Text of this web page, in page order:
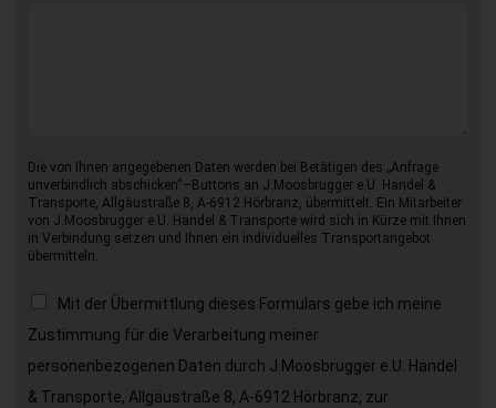
Die von Ihnen angegebenen Daten werden bei Betätigen des „Anfrage
unverbindlich abschicken“–Buttons an J.Moosbrugger e.U. Handel &
Transporte, Allgäustraße 8, A-6912 Hörbranz, übermittelt. Ein Mitarbeiter
von J.Moosbrugger e.U. Handel & Transporte wird sich in Kürze mit Ihnen
in Verbindung setzen und Ihnen ein individuelles Transportangebot
übermitteln.
Mit der Übermittlung dieses Formulars gebe ich meine
Zustimmung für die Verarbeitung meiner
personenbezogenen Daten durch J.Moosbrugger e.U. Handel
& Transporte, Allgäustraße 8, A-6912 Hörbranz, zur